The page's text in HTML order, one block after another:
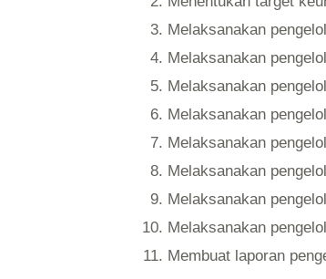
Melaksanakan
Melaksanakan
Melaksanakan
Melaksanakan
Melaksanakan
Melaksanakan
Melaksanakan
Melaksanakan
Membuat laporan